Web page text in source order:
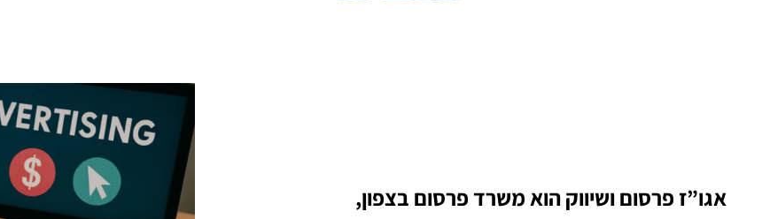
אגו”ז פרסום ושיווק הוא משרד פרסום בצפון,